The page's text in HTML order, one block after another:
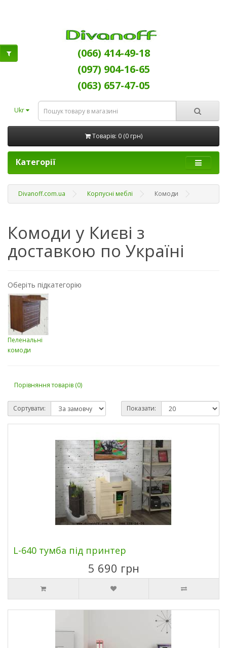
(066) 414-49-18
(097) 904-16-65
(063) 657-47-05
Ukr
Товарів: 0 (0 грн)
Категорії
Divanoff.com.ua Корпусні меблі Комоди
Комоди у Києві з
доставкою по Україні
Оберіть підкатегорію
Пеленальні
комоди
Порівняння товарів (0)
Сортувати: Показати:
L-640 тумба під принтер
5 690 грн